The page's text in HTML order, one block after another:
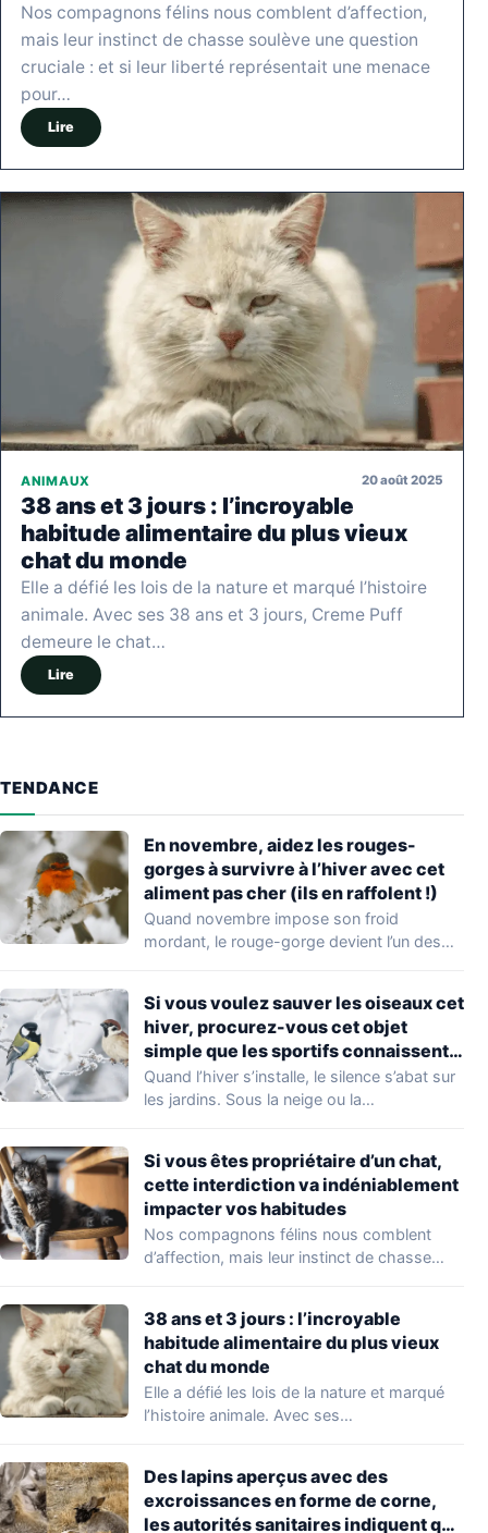
Nos compagnons félins nous comblent d’affection,
mais leur instinct de chasse soulève une question
cruciale : et si leur liberté représentait une menace
pour…
Lire
ANIMAUX 20 août 2025
38 ans et 3 jours : l’incroyable
habitude alimentaire du plus vieux
chat du monde
Elle a défié les lois de la nature et marqué l’histoire
animale. Avec ses 38 ans et 3 jours, Creme Puff
demeure le chat…
Lire
TENDANCE
En novembre, aidez les rouges-
gorges à survivre à l’hiver avec cet
aliment pas cher (ils en raffolent !)
Quand novembre impose son froid
mordant, le rouge-gorge devient l’un des
Si vous voulez sauver les oiseaux cet
hiver, procurez-vous cet objet
simple que les sportifs connaissent
bien
Quand l’hiver s’installe, le silence s’abat sur
les jardins. Sous la neige ou la…
Si vous êtes propriétaire d’un chat,
cette interdiction va indéniablement
impacter vos habitudes
Nos compagnons félins nous comblent
d’affection, mais leur instinct de chasse
38 ans et 3 jours : l’incroyable
habitude alimentaire du plus vieux
chat du monde
Elle a défié les lois de la nature et marqué
l’histoire animale. Avec ses…
Des lapins aperçus avec des
excroissances en forme de corne,
les autorités sanitaires indiquent que